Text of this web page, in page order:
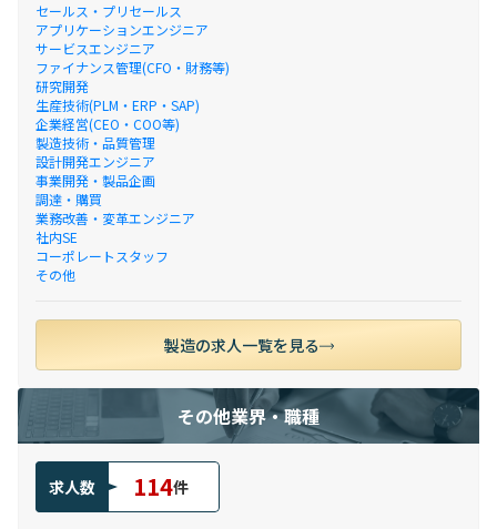
セールス・プリセールス
アプリケーションエンジニア
サービスエンジニア
ファイナンス管理(CFO・財務等)
研究開発
生産技術(PLM・ERP・SAP)
企業経営(CEO・COO等)
製造技術・品質管理
設計開発エンジニア
事業開発・製品企画
調達・購買
業務改善・変革エンジニア
社内SE
コーポレートスタッフ
その他
製造の求人一覧を見る
その他業界・職種
求人数 114件